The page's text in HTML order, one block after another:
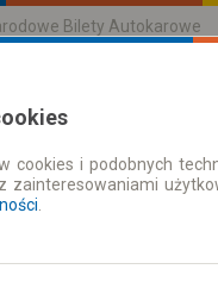
Bilety Autokarowe
Rozkład Jazdy | Bilety
cookies i podobnych
zainteresowaniami